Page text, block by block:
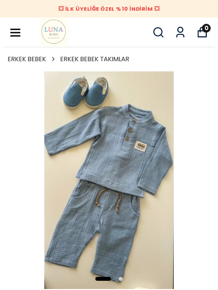
💥 İLK ÜYELİĞE ÖZEL %10 İNDİRİM 💥
0
ERKEK BEBEK ERKEK BEBEK TAKIMLAR